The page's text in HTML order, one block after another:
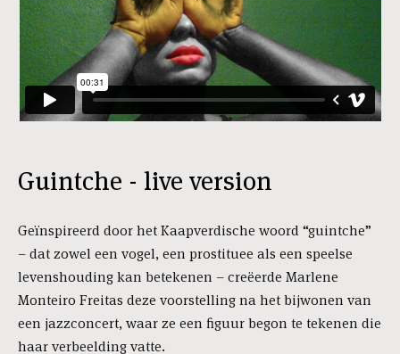
Guintche - live version
Geïnspireerd door het Kaapverdische woord “guintche”
– dat zowel een vogel, een prostituee als een speelse
levenshouding kan betekenen – creëerde Marlene
Monteiro Freitas deze voorstelling na het bijwonen van
een jazzconcert, waar ze een figuur begon te tekenen die
haar verbeelding vatte.